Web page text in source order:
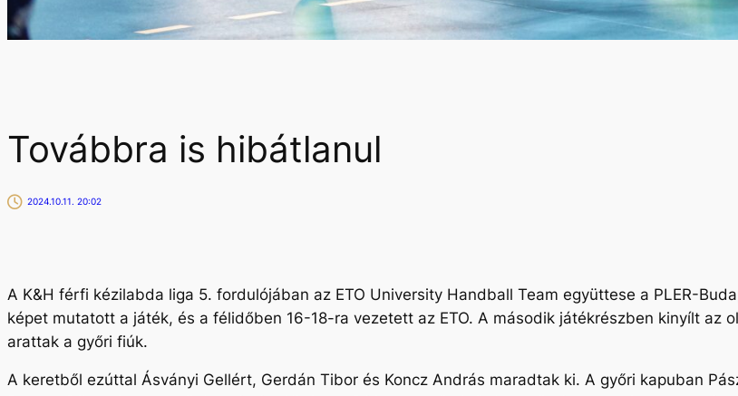
Továbbra is hibátlanul
2024.10.11. 20:02
A K&H férfi kézilabda liga 5. fordulójában az ETO University Handball Team együttese a PLER-
képet mutatott a játék, és a félidőben 16-18-ra vezetett az ETO. A második játékrészben kinyílt
arattak a győri fiúk.
A keretből ezúttal Ásványi Gellért, Gerdán Tibor és Koncz András maradtak ki. A győri kapuban